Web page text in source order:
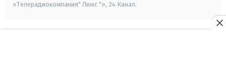
«Телерадиокомпания" Люкс "», 24 Канал.